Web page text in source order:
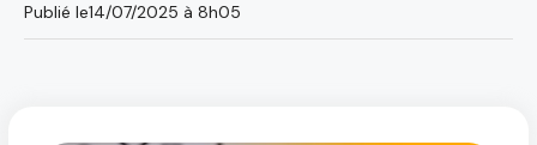
Publié le14/07/2025 à 8h05